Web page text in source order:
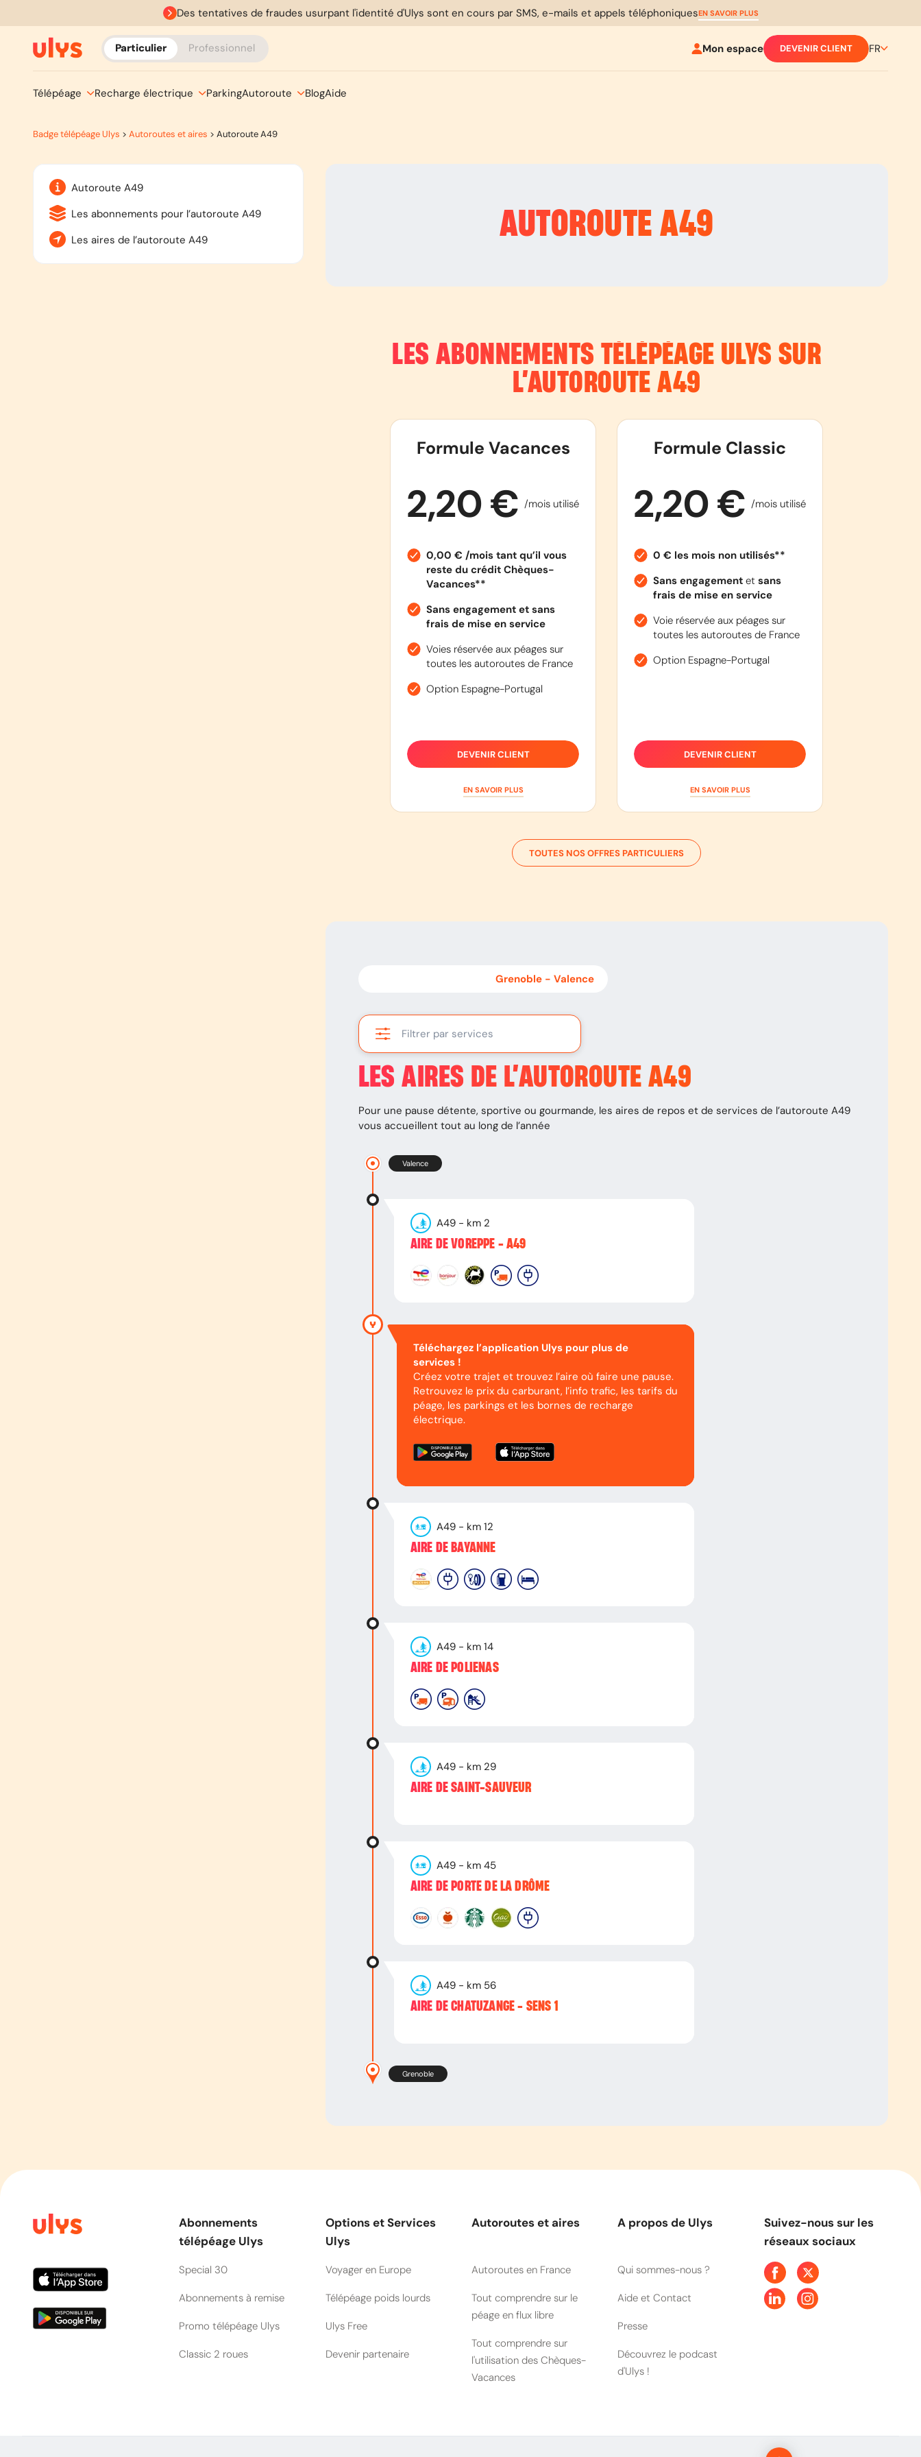
Des tentatives de fraudes usurpant l'identité d'Ulys sont en cours par SMS, e-mails et appels téléphoniquesEN SAVOIR PLUS
Particulier Professionnel Mon espace DEVENIR CLIENT FR
Télépéage Recharge électrique ParkingAutoroute BlogAide
Badge télépéage Ulys > Autoroutes et aires > Autoroute A49
Autoroute A49
Les abonnements pour l’autoroute A49
Les aires de l’autoroute A49
AUTOROUTEA49
LES ABONNEMENTS TÉLÉPÉAGE ULYS SUR
L’AUTOROUTEA49
Formule Vacances
2,20 € /mois utilisé
0,00 € /mois tant qu’il vous
reste du crédit Chèques-
Vacances**
Sans engagement et sans
frais de mise en service
Voies réservée aux péages sur
toutes les autoroutes de France
Option Espagne-Portugal
DEVENIR CLIENT
EN SAVOIR PLUS
Formule Classic
2,20 € /mois utilisé
0 € les mois non utilisés**
Sans engagement etsans
frais de mise en service
Voie réservée aux péages sur
toutes les autoroutes de France
Option Espagne-Portugal
DEVENIR CLIENT
EN SAVOIR PLUS
TOUTES NOS OFFRES PARTICULIERS
Grenoble- Valence
Filtrer par services
LES AIRES DE L’AUTOROUTE A49
Pour une pause détente, sportive ou gourmande, les aires de repos et de services de l’autoroute A49
vous accueillent tout au long de l’année
Valence
A49- km 2
AIRE DE VOREPPE - A49
Téléchargez l’application Ulys pour plus de
services !
Créez votre trajet et trouvez l’aire où faire une pause.
Retrouvez le prix du carburant, l’info trafic, les tarifs du
péage, les parkings et les bornes de recharge
électrique.
A49- km 12
AIRE DE BAYANNE
A49- km 14
AIRE DE POLIENAS
A49- km 29
AIRE DE SAINT-SAUVEUR
A49- km 45
AIRE DE PORTE DE LA DRÔME
A49- km 56
AIRE DE CHATUZANGE - SENS 1
Grenoble
Abonnements
télépéage Ulys
Special 30
Abonnements à remise
Promo télépéage Ulys
Classic 2 roues
Options et Services
Ulys
Voyager en Europe
Télépéage poids lourds
Ulys Free
Devenir partenaire
Autoroutes et aires
Autoroutes en France
Tout comprendre sur le
péage en flux libre
Tout comprendre sur
l'utilisation des Chèques-
Vacances
A propos de Ulys
Qui sommes-nous ?
Aide et Contact
Presse
Découvrez le podcast
d'Ulys !
Suivez-nous sur les
réseaux sociaux